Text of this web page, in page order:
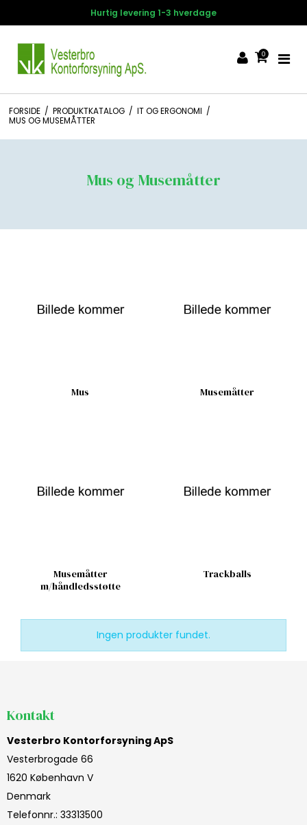
Hurtig levering 1-3 hverdage
0
FORSIDE / PRODUKTKATALOG / IT OG ERGONOMI /
MUS OG MUSEMÅTTER
Mus og Musemåtter
Mus Musemåtter
Musemåtter
m/håndledsstøtte
Trackballs
Ingen produkter fundet.
Kontakt
Vesterbro Kontorforsyning ApS
Vesterbrogade 66
1620 København V
Denmark
Telefonnr.: 33313500